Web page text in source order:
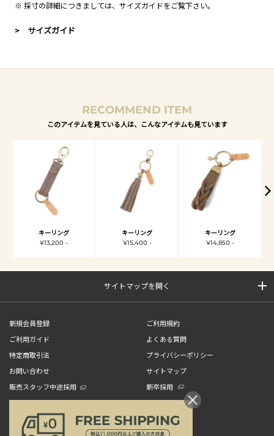
※ 採寸の詳細につきましては、 サイズガイドをご覧下さい。
> サイズガイド
RECOMMEND ITEM
このアイテムを見ている人は、こんなアイテムも見ています
キーリング
¥13,200 -
キーリング
¥15,400 -
キーリング
¥14,850 -
サイトマップを開く
新規会員登録
ご利用規約
ご利用ガイド
よくある質問
特定商取引法
プライバシーポリシー
お問い合わせ
サイトマップ
販売スタッフ中途採用
新卒採用